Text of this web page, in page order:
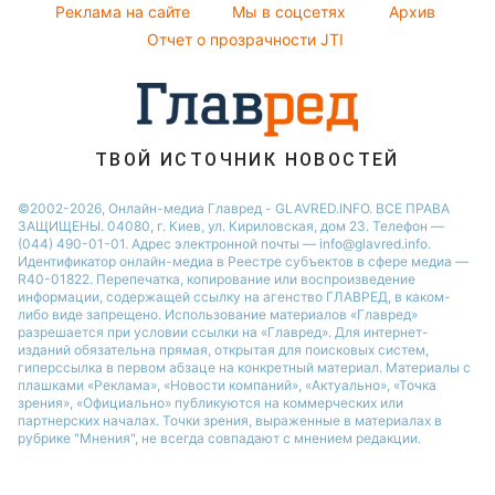
Реклама на сайте
Мы в соцсетях
Архив
Отчет о прозрачности JTI
ТВОЙ ИСТОЧНИК НОВОСТЕЙ
©2002-2026, Онлайн-медиа Главред - GLAVRED.INFO. ВСЕ ПРАВА
ЗАЩИЩЕНЫ. 04080, г. Киев, ул. Кириловская, дом 23. Телефон —
(044) 490-01-01. Адрес электронной почты — info@glavred.info.
Идентификатор онлайн-медиа в Реестре cубъектов в сфере медиа —
R40-01822. Перепечатка, копирование или воспроизведение
информации, содержащей ссылку на агенство ГЛАВРЕД, в каком-
либо виде запрещено. Использование материалов «Главред»
разрешается при условии ссылки на «Главред». Для интернет-
изданий обязательна прямая, открытая для поисковых систем,
гиперссылка в первом абзаце на конкретный материал. Материалы с
плашками «Реклама», «Новости компаний», «Актуально», «Точка
зрения», «Официально» публикуются на коммерческих или
партнерских началах. Точки зрения, выраженные в материалах в
рубрике "Мнения", не всегда совпадают с мнением редакции.